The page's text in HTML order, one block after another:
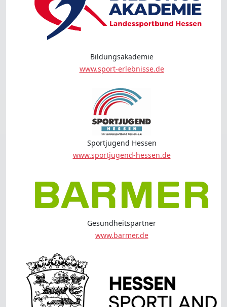
Bildungsakademie
www.sport-erlebnisse.de
Sportjugend Hessen
www.sportjugend-hessen.de
Gesundheitspartner
www.barmer.de